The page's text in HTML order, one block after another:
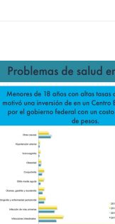
AMLO
condena
de
BCS
combustibles
fósiles: